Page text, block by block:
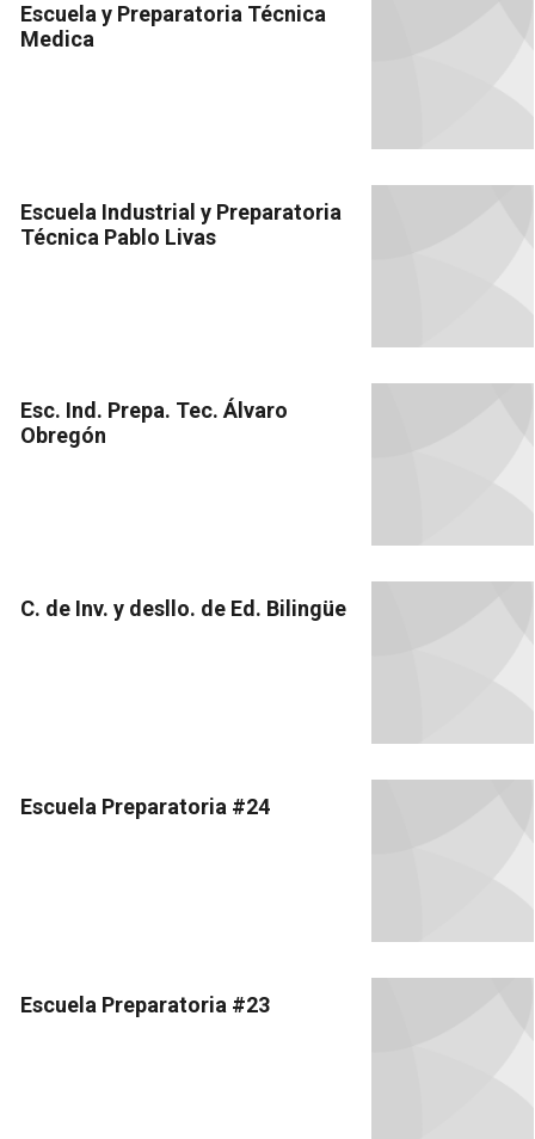
Escuela y Preparatoria Técnica
Medica
Escuela Industrial y Preparatoria
Técnica Pablo Livas
Esc. Ind. Prepa. Tec. Álvaro
Obregón
C. de Inv. y desllo. de Ed. Bilingüe
Escuela Preparatoria #24
Escuela Preparatoria #23